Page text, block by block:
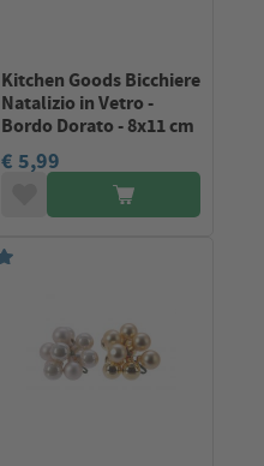
Kitchen Goods Bicchiere
Natalizio in Vetro -
Bordo Dorato - 8x11 cm
€ 5,99